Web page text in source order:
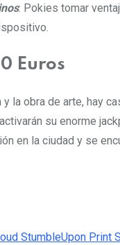
: Pokies tomar
Euros
la obra de arte, hay
su enorme
en la ciudad y se
StumbleUpon Print